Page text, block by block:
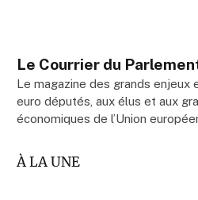
Le Courrier du
Le magazine des grands enjeux
euro députés, aux élus et aux
économiques de l’Union
À LA UNE